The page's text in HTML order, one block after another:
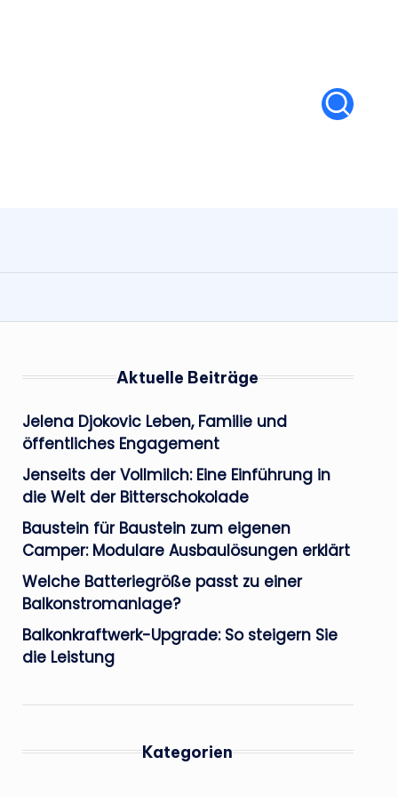
Aktuelle Beiträge
Jelena Djokovic Leben, Familie und
öffentliches Engagement
Jenseits der Vollmilch: Eine Einführung in
die Welt der Bitterschokolade
Baustein für Baustein zum eigenen
Camper: Modulare Ausbaulösungen erklärt
Welche Batteriegröße passt zu einer
Balkonstromanlage?
Balkonkraftwerk-Upgrade: So steigern Sie
die Leistung
Kategorien